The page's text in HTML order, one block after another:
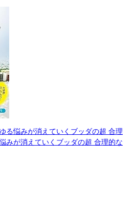
る悩みが消えていくブッダの超 合理
みが消えていくブッダの超 合理的な